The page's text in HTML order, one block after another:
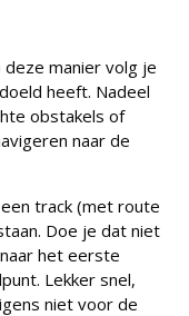
manier volg je
heeft. Nadeel
obstakels of
naar de
track (met route
Doe je dat niet
het eerste
Lekker snel,
niet voor de